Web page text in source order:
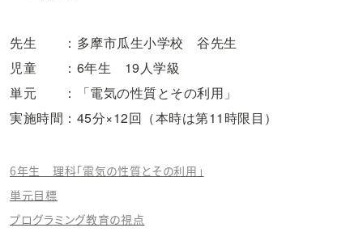
先生　　：多摩市瓜生小学校　谷先生
児童　　：6年生　19人学級
単元　　：「電気の性質とその利用」
実施時間：45分×12回（本時は第11時限目）
6年生 理科「電気の性質とその利用」
単元目標
プログラミング教育の視点